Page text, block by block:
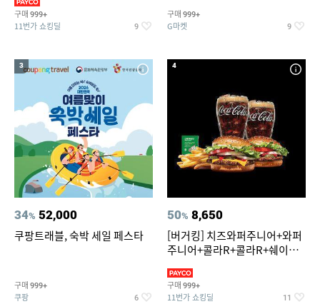
구매 999+
11번가 쇼킹딜 9
구매 999+
G마켓 9
3
34% 52,000
쿠팡트래블, 숙박 세일 페스타
구매 999+
쿠팡 6
4
50% 8,650
[버거킹] 치즈와퍼주니어+와퍼
주니어+콜라R+콜라R+쉐이킹
구매 999+
11번가 쇼킹딜 11